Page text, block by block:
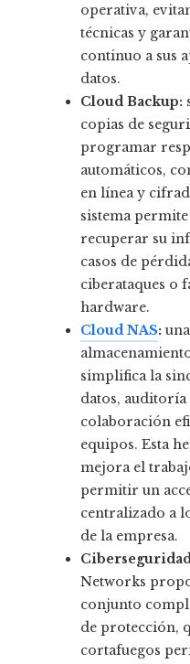
operativa,
técnicas y
continuo a sus
datos.
Cloud Backup:
copias de
programar
automáticos,
en línea y
sistema permite
recuperar su
casos de
ciberataques o
hardware.
Cloud NAS:
simplifica la
datos,
colaboración
equipos. Esta
mejora el
permitir un
centralizado a
de la empresa.
Networks
conjunto
de protección,
cortafuegos